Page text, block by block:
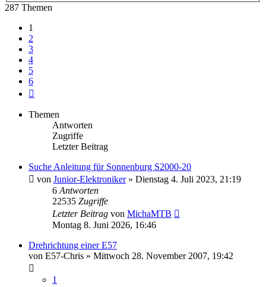
287 Themen
1
2
3
4
5
6
Themen
Antworten
Zugriffe
Letzter Beitrag
Suche Anleitung für Sonnenburg S2000-20
von Junior-Elektroniker» Dienstag 4. Juli 2023, 21:19
6 Antworten
22535 Zugriffe
Letzter Beitrag von MichaMTB
Montag 8. Juni 2026, 16:46
Drehrichtung einer E57
von E57-Chris » Mittwoch 28. November 2007, 19:42
1